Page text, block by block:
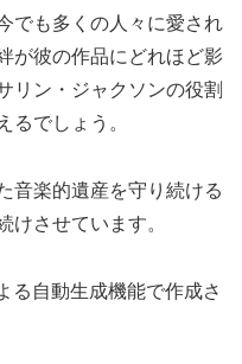
でも多くの人々に愛され
が彼の作品にどれほど影
リン・ジャクソンの役割
るでしょう。
音楽的遺産を守り続ける
けさせています。
る自動生成機能で作成さ